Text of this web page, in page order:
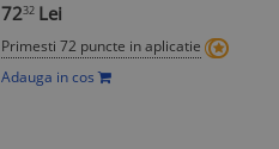
7232 Lei
Primesti 72 puncte in aplicatie
Adauga in cos